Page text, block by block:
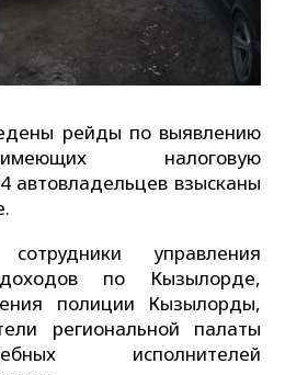
рейды по выявлению
налоговую
автовладельцев взысканы
управления
доходов по Кызылорде,
полиции Кызылорды,
региональной палаты
исполнителей